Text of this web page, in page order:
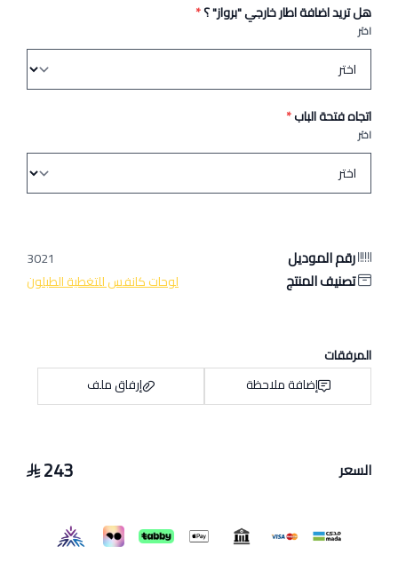
هل تريد اضافة اطار خارجي "برواز" ؟*
اختر
اتجاه فتحة الباب*
اختر
رقم الموديل 3021
تصنيف المنتج لوحات كانفس للتغطية الطبلون
المرفقات
إضافة ملاحظة
إرفاق ملف
السعر 243